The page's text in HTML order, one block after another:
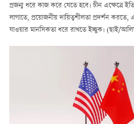
প্রজন্ম ধরে কাজ করে যেতে হবে। চীন এক্ষেত্রে
লাগাতে, প্রয়োজনীয় দায়িত্বশীলতা প্রদর্শন
যাওয়ার মানসিকতা ধরে রাখতে ইচ্ছুক। (ছাই/